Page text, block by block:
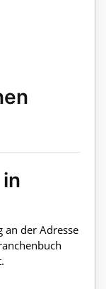
an der Adresse